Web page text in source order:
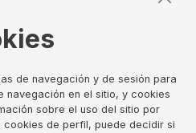
de navegación y de sesión para
navegación en el sitio, y cookies
sobre el uso del sitio por
cookies de perfil, puede decidir si